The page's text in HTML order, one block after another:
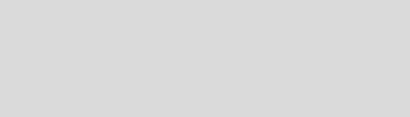
Stabilität sorgt.
5.1, 5.2) über Standlautsprecher (EVO 5.3, 5.4) bis
Weiß Matt, Walnuss Echtholz und Lunar Grey Matt